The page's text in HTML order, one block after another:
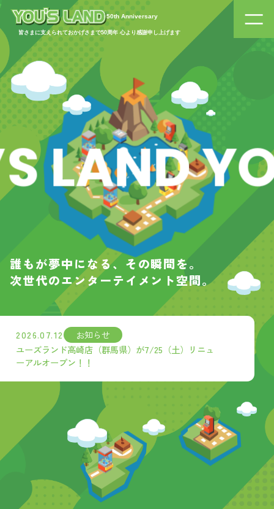
50th Anniversary
皆さまに支えられておかげさまで50周年 心より感謝申し上げます
YOU’SLAND(ユーズランド)｜あそびの未来をNEXT LEVELへ
LAND
誰もが夢中になる、その瞬間を。
次世代のエンターテイメント空間。
2026.07.12
お知らせ
ユーズランド高崎店（群馬県）が7/25（土）リニュ
ーアルオープン！！